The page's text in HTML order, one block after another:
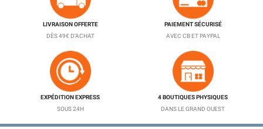
LIVRAISON OFFERTE
DÈS 49€ D'ACHAT
PAIEMENT SÉCURISÉ
AVEC CB ET PAYPAL
EXPÉDITION EXPRESS
SOUS 24H
4 BOUTIQUES PHYSIQUES
DANS LE GRAND OUEST